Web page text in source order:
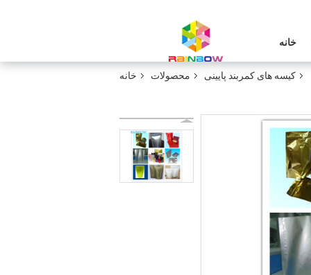
خانه
خانه محصولات کیسه های کمربند پایینی